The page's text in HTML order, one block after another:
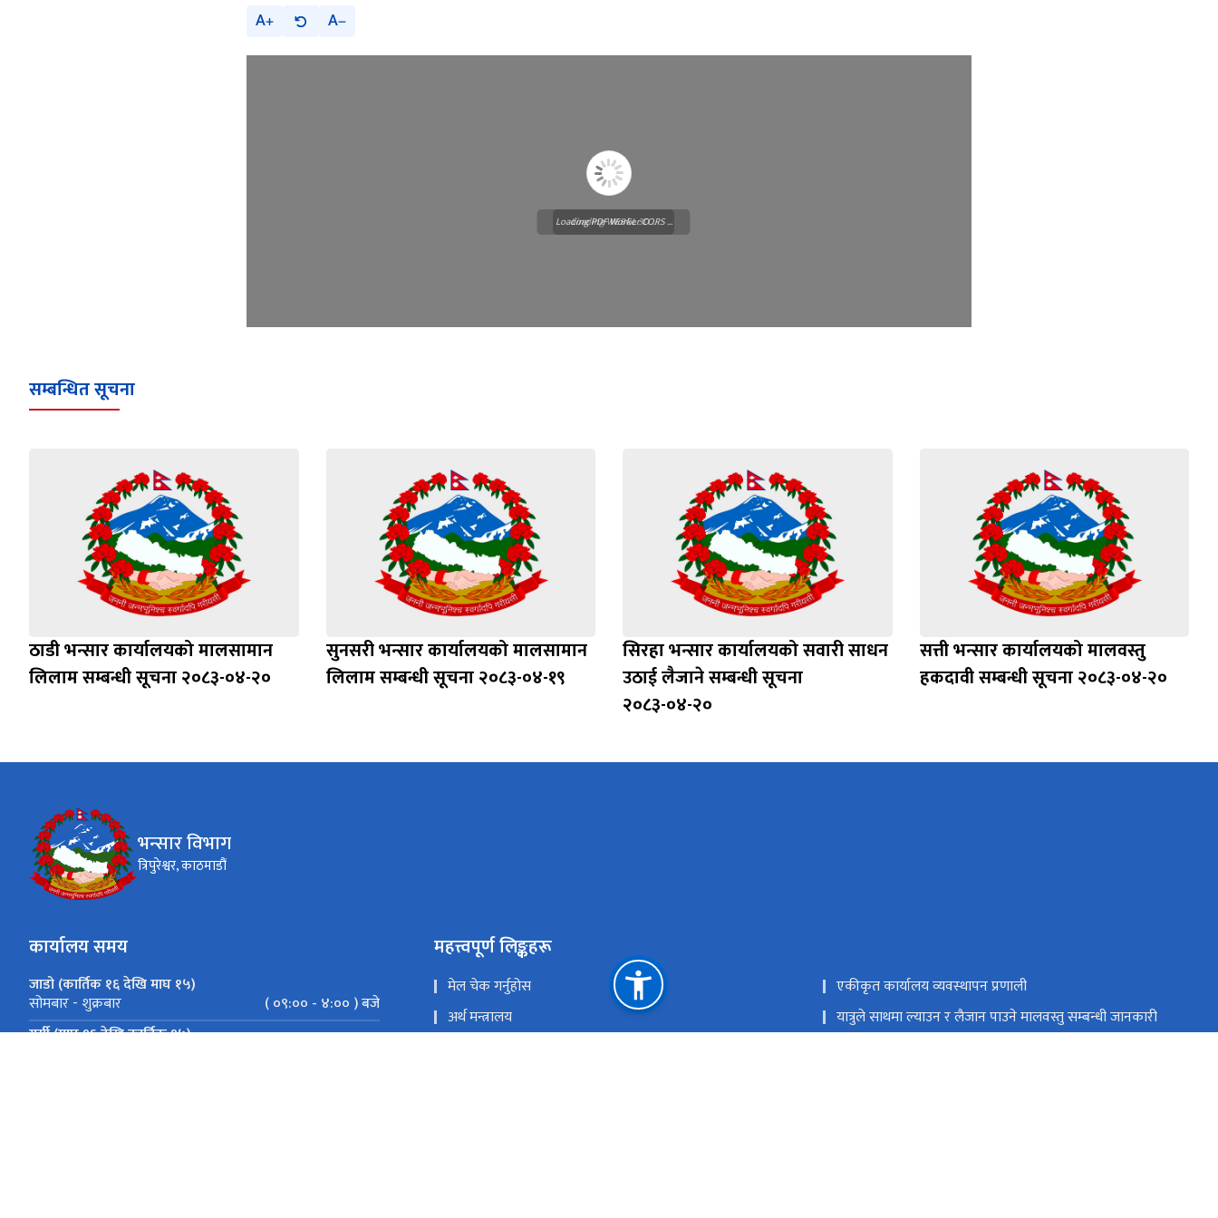
A A
Loading WEBGL 3D ...
Loading PDF Worker CORS ...
सम्बन्धित सूचना
ठाडी भन्सार कार्यालयको मालसामान
लिलाम सम्बन्धी सूचना २०८३-०४-२०
सुनसरी भन्सार कार्यालयको मालसामान
लिलाम सम्बन्धी सूचना २०८३-०४-१९
सिरहा भन्सार कार्यालयको सवारी साधन
उठाई लैजाने सम्बन्धी सूचना
२०८३-०४-२०
सत्ती भन्सार कार्यालयको मालवस्तु
हकदावी सम्बन्धी सूचना २०८३-०४-२०
भन्सार विभाग
त्रिपुरेश्वर, काठमाडौं
कार्यालय समय
जाडो (कार्तिक १६ देखि माघ १५)
सोमबार - शुक्रबार
( ०९:०० - ४:०० ) बजे
गर्मी (माघ १६ देखि कार्तिक १५)
महत्त्वपूर्ण लिङ्कहरू
मेल चेक गर्नुहोस
एकीकृत कार्यालय व्यवस्थापन प्रणाली
अर्थ मन्त्रालय
यात्रुले साथमा ल्याउन र लैजान पाउने मालवस्तु सम्बन्धी जानकारी